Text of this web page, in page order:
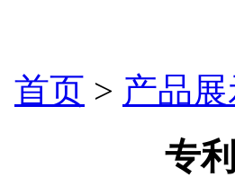
首页 > 产品
专